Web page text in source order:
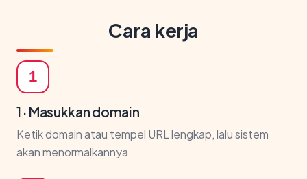
Cara kerja
1
1 · Masukkan domain
Ketik domain atau tempel URL lengkap, lalu sistem
akan menormalkannya.